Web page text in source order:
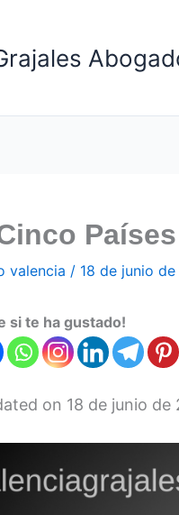
valencia / 18 de junio
si te ha gustado!
on 18 de junio de